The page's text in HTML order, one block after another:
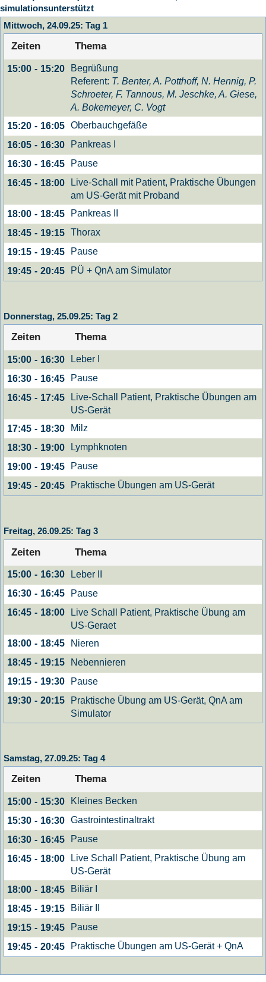
simulationsunterstützt
Mittwoch, 24.09.25: Tag 1
Zeiten Thema
15:00 - 15:20
Begrüßung
Referent: T. Benter, A. Potthoff, N. Hennig, P.
Schroeter, F. Tannous, M. Jeschke, A. Giese,
A. Bokemeyer, C. Vogt
15:20 - 16:05 Oberbauchgefäße
16:05 - 16:30
Pankreas I
16:30 - 16:45
Pause
16:45 - 18:00
Live-Schall mit Patient, Praktische Übungen
am US-Gerät mit Proband
18:00 - 18:45
Pankreas II
18:45 - 19:15 Thorax
19:15 - 19:45
Pause
19:45 - 20:45 PÜ + QnA am Simulator
Donnerstag, 25.09.25: Tag 2
Zeiten Thema
15:00 - 16:30
Leber I
16:30 - 16:45
Pause
16:45 - 17:45
Live-Schall Patient, Praktische Übungen am
US-Gerät
17:45 - 18:30
Milz
18:30 - 19:00
Lymphknoten
19:00 - 19:45
Pause
19:45 - 20:45 Praktische Übungen am US-Gerät
Freitag, 26.09.25: Tag 3
Zeiten Thema
15:00 - 16:30
Leber II
16:30 - 16:45
Pause
16:45 - 18:00
Live Schall Patient, Praktische Übung am
US-Geraet
18:00 - 18:45
Nieren
18:45 - 19:15
Nebennieren
19:15 - 19:30
Pause
19:30 - 20:15
Praktische Übung am US-Gerät, QnA am
Simulator
Samstag, 27.09.25: Tag 4
Zeiten Thema
15:00 - 15:30
Kleines Becken
15:30 - 16:30 Gastrointestinaltrakt
16:30 - 16:45
Pause
16:45 - 18:00
Live Schall Patient, Praktische Übung am
US-Gerät
18:00 - 18:45
Biliär I
18:45 - 19:15
Biliär II
19:15 - 19:45
Pause
19:45 - 20:45 Praktische Übungen am US-Gerät + QnA